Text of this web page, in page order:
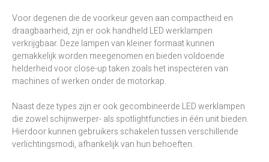
Voor degenen die de voorkeur geven aan compactheid en
draagbaarheid, zijn er ook handheld LED werklampen
verkrijgbaar. Deze lampen van kleiner formaat kunnen
gemakkelijk worden meegenomen en bieden voldoende
helderheid voor close-up taken zoals het inspecteren van
machines of werken onder de motorkap.
Naast deze types zijn er ook gecombineerde LED werklampen
die zowel schijnwerper- als spotlightfuncties in één unit bieden.
Hierdoor kunnen gebruikers schakelen tussen verschillende
verlichtingsmodi, afhankelijk van hun behoeften.